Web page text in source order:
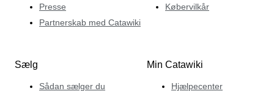
Presse
Partnerskab med Catawiki
Købervilkår
Sælg
Sådan sælger du
Min Catawiki
Hjælpecenter